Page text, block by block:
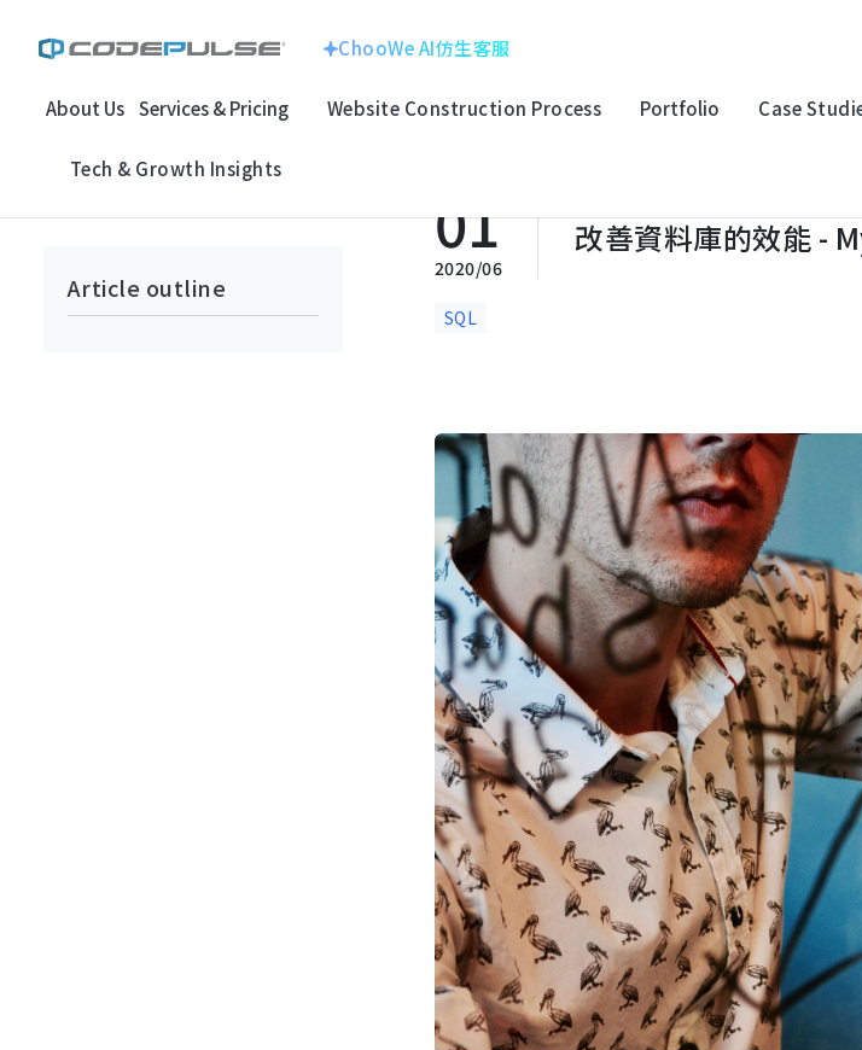
ChooWe AI仿生客服
About Us Services & Pricing Website Construction Process Portfolio Case
Tech & Growth Insights
Corporate Image
Multinational Corporation
龍銓集團
Multinational
上詮光纖
Electronic Technology
百揚資訊
Electronic
迎廣科技
ChooWe AI仿生客服
Website Construction Process
Contact
HomeDevelopment LogProgram Development改善資料庫的效能 - MySQL索引介紹
Article outline
01
2020/06
改善資料庫的效能 -
SQL